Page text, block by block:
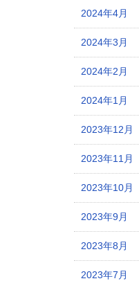
2024年4月
2024年3月
2024年2月
2024年1月
2023年12月
2023年11月
2023年10月
2023年9月
2023年8月
2023年7月